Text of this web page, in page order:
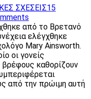
ΣΧΕΣΕΙΣ15
από το Βρετανό
ελέγχθηκε
Mary Ainsworth.
οι γονείς
βρέφους καθορίζουν
από την πρώιμη αυτή